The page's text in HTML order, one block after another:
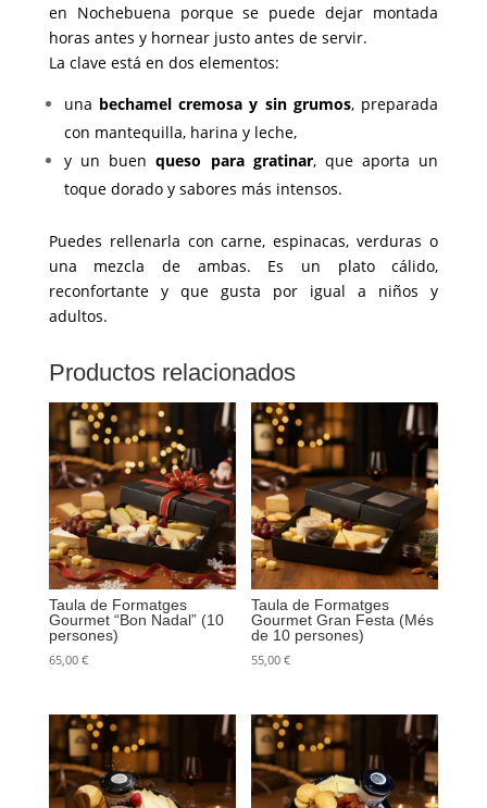
en Nochebuena porque se puede dejar montada
horas antes y hornear justo antes de servir.
La clave está en dos elementos:
una bechamel cremosa y sin grumos, preparada
con mantequilla, harina y leche,
y un buenqueso para gratinar, que aporta un
toque dorado y sabores más intensos.
Puedes rellenarla con carne, espinacas, verduras o
una mezcla de ambas. Es un plato cálido,
reconfortante y que gusta por igual a niños y
adultos.
Productos relacionados
Taula de Formatges
Gourmet “Bon Nadal” (10
persones)
65,00 €
Taula de Formatges
Gourmet Gran Festa (Més
de 10 persones)
55,00€